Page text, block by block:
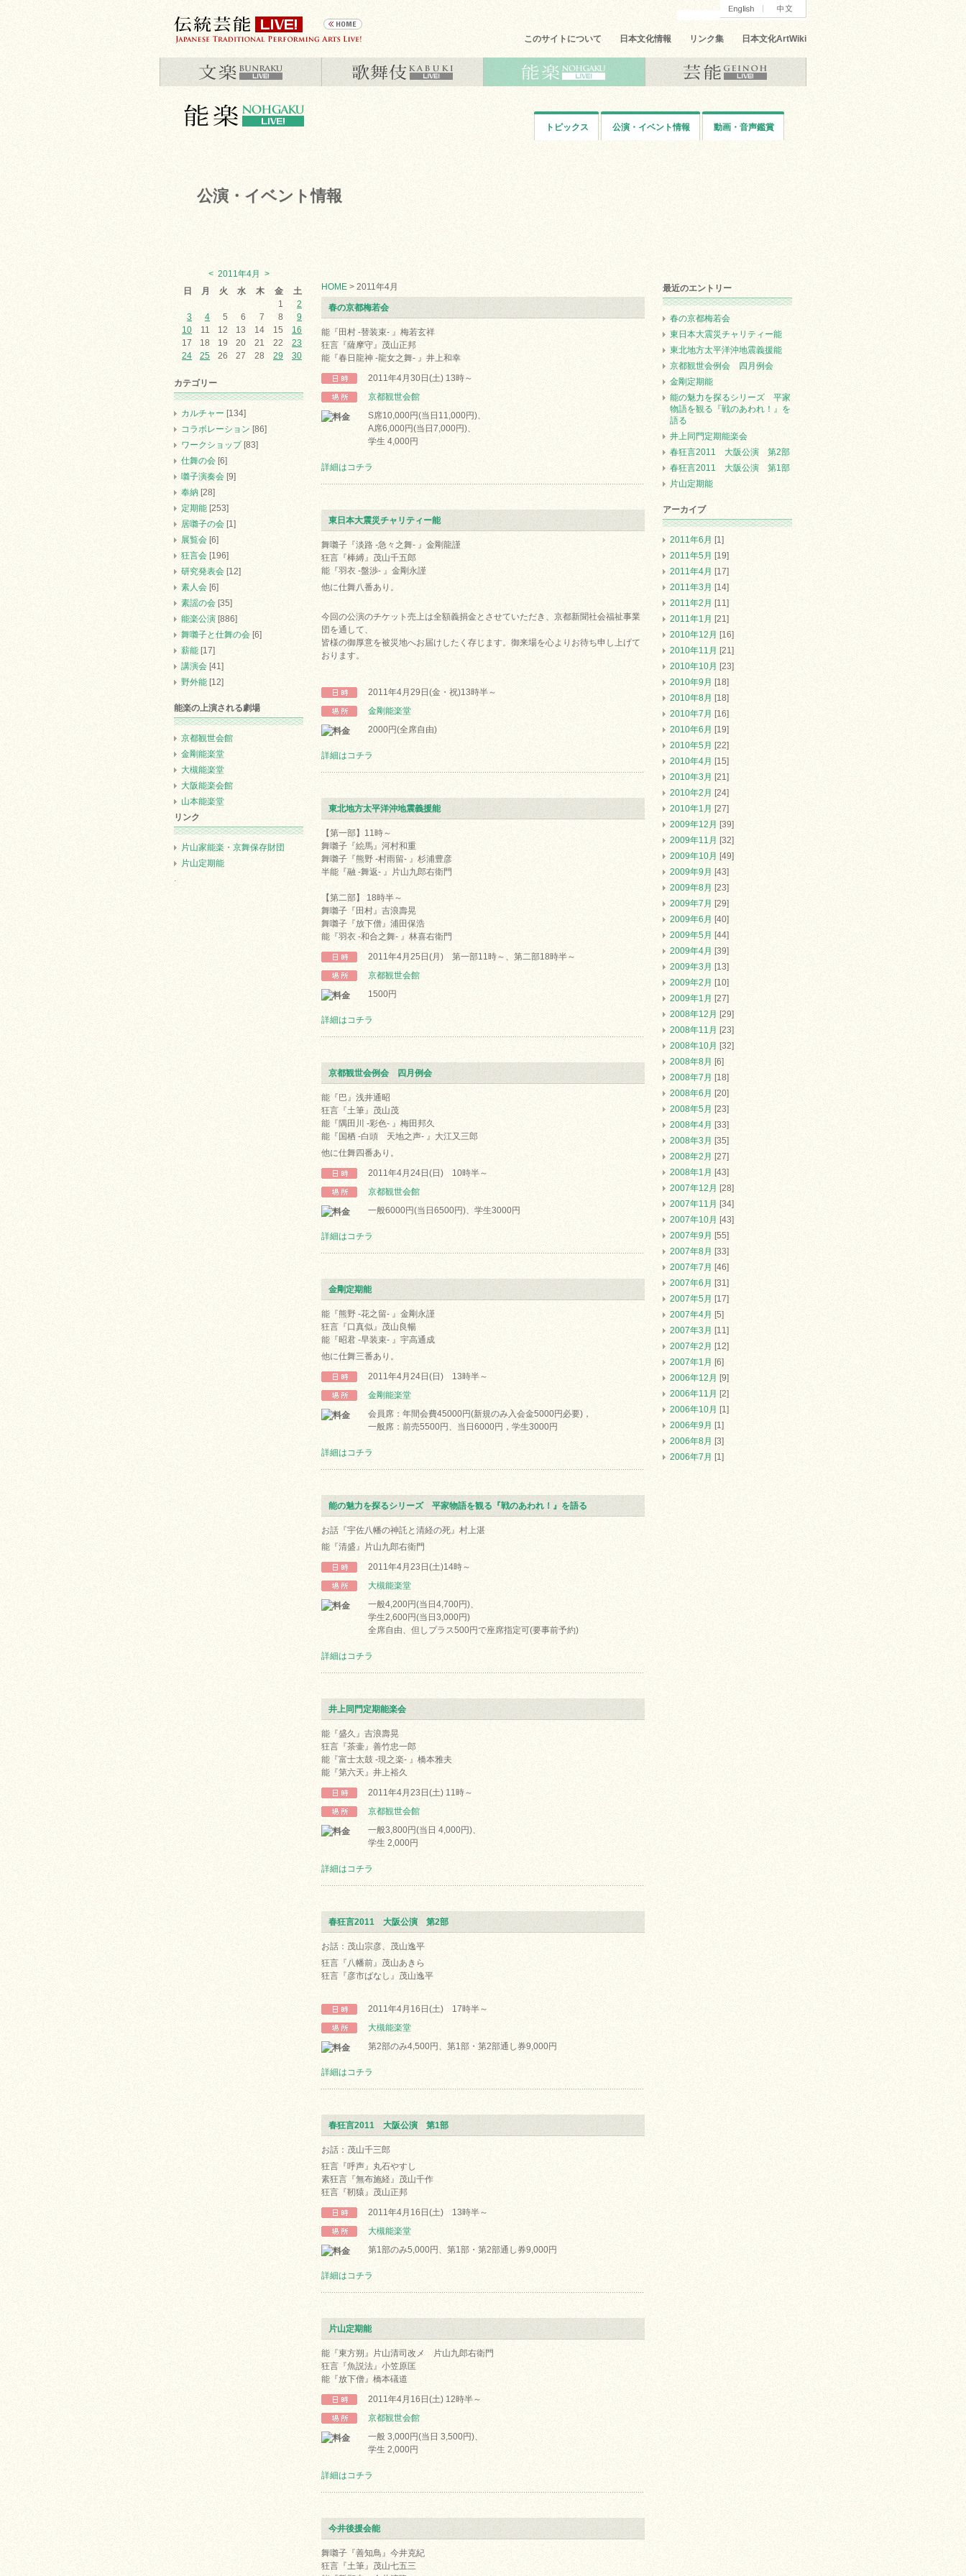
このサイトについて 日本文化情報 リンク集 日本文化ArtWiki
トピックス 公演・イベント情報 動画・音声鑑賞
公演・イベント情報
HOME > 2011年4月
春の京都梅若会
能『田村 -替装束- 』梅若玄祥
狂言『薩摩守』茂山正邦
能『春日龍神 -龍女之舞- 』井上和幸
2011年4月30日(土) 13時～
京都観世会館
S席10,000円(当日11,000円)、
A席6,000円(当日7,000円)、
学生 4,000円
詳細はコチラ
東日本大震災チャリティー能
舞囃子『淡路 -急々之舞- 』金剛龍謹
狂言『棒縛』茂山千五郎
能『羽衣 -盤渉- 』金剛永謹
他に仕舞八番あり。
今回の公演のチケット売上は全額義捐金とさせていただき、京都新聞社会福祉事業
団を通して、
皆様の御厚意を被災地へお届けしたく存じます。御来場を心よりお待ち申し上げて
おります。
2011年4月29日(金・祝)13時半～
金剛能楽堂
2000円(全席自由)
詳細はコチラ
東北地方太平洋沖地震義援能
【第一部】11時～
舞囃子『絵馬』河村和重
舞囃子『熊野 -村雨留- 』杉浦豊彦
半能『融 -舞返- 』片山九郎右衛門
【第二部】 18時半～
舞囃子『田村』吉浪壽晃
舞囃子『放下僧』浦田保浩
能『羽衣 -和合之舞- 』林喜右衛門
2011年4月25日(月) 第一部11時～、第二部18時半～
京都観世会館
1500円
詳細はコチラ
京都観世会例会 四月例会
能『巴』浅井通昭
狂言『土筆』茂山茂
能『隅田川 -彩色- 』梅田邦久
能『国栖 -白頭 天地之声- 』大江又三郎
他に仕舞四番あり。
2011年4月24日(日) 10時半～
京都観世会館
一般6000円(当日6500円)、学生3000円
詳細はコチラ
金剛定期能
能『熊野 -花之留- 』金剛永謹
狂言『口真似』茂山良暢
能『昭君 -早装束- 』宇高通成
他に仕舞三番あり。
2011年4月24日(日) 13時半～
金剛能楽堂
会員席：年間会費45000円(新規のみ入会金5000円必要)，
一般席：前売5500円、当日6000円，学生3000円
詳細はコチラ
能の魅力を探るシリーズ 平家物語を観る『戦のあわれ！』を語る
お話『宇佐八幡の神託と清経の死』村上湛
能『清盛』片山九郎右衛門
2011年4月23日(土)14時～
大槻能楽堂
一般4,200円(当日4,700円)、
学生2,600円(当日3,000円)
全席自由、但しプラス500円で座席指定可(要事前予約)
詳細はコチラ
井上同門定期能楽会
能『盛久』吉浪壽晃
狂言『茶壷』善竹忠一郎
能『富士太鼓 -現之楽- 』橋本雅夫
能『第六天』井上裕久
2011年4月23日(土) 11時～
京都観世会館
一般3,800円(当日 4,000円)、
学生 2,000円
詳細はコチラ
春狂言2011 大阪公演 第2部
お話：茂山宗彦、茂山逸平
狂言『八幡前』茂山あきら
狂言『彦市ばなし』茂山逸平
2011年4月16日(土) 17時半～
大槻能楽堂
第2部のみ4,500円、第1部・第2部通し券9,000円
詳細はコチラ
春狂言2011 大阪公演 第1部
お話：茂山千三郎
狂言『呼声』丸石やすし
素狂言『無布施経』茂山千作
狂言『靭猿』茂山正邦
2011年4月16日(土) 13時半～
大槻能楽堂
第1部のみ5,000円、第1部・第2部通し券9,000円
詳細はコチラ
片山定期能
能『東方朔』片山清司改メ 片山九郎右衛門
狂言『魚説法』小笠原匡
能『放下僧』橋本礒道
2011年4月16日(土) 12時半～
京都観世会館
一般 3,000円(当日 3,500円)、
学生 2,000円
詳細はコチラ
今井後援会能
舞囃子『善知鳥』今井克紀
狂言『土筆』茂山七五三
< 2011年4月
>
日
月 火 水 木 金
土
1
2
3
4 5 6 7 8
9
10
11 12 13 14 15
16
17
18 19 20 21 22
23
24
25 26 27 28 29 30
カテゴリー
カルチャー [134]
コラボレーション [86]
ワークショップ[83]
仕舞の会 [6]
囃子演奏会 [9]
奉納 [28]
定期能 [253]
居囃子の会 [1]
展覧会 [6]
狂言会 [196]
研究発表会 [12]
素人会 [6]
素謡の会 [35]
能楽公演 [886]
舞囃子と仕舞の会 [6]
薪能 [17]
講演会 [41]
野外能 [12]
能楽の上演される劇場
京都観世会館
金剛能楽堂
大槻能楽堂
大阪能楽会館
山本能楽堂
リンク
片山家能楽・京舞保存財団
片山定期能
.
最近のエントリー
春の京都梅若会
東日本大震災チャリティー能
東北地方太平洋沖地震義援能
京都観世会例会 四月例会
金剛定期能
能の魅力を探るシリーズ 平家
物語を観る『戦のあわれ！』を
語る
井上同門定期能楽会
春狂言2011 大阪公演 第2部
春狂言2011 大阪公演 第1部
片山定期能
アーカイブ
2011年6月 [1]
2011年5月 [19]
2011年4月 [17]
2011年3月 [14]
2011年2月 [11]
2011年1月 [21]
2010年12月 [16]
2010年11月 [21]
2010年10月 [23]
2010年9月 [18]
2010年8月 [18]
2010年7月 [16]
2010年6月 [19]
2010年5月 [22]
2010年4月 [15]
2010年3月 [21]
2010年2月 [24]
2010年1月 [27]
2009年12月 [39]
2009年11月 [32]
2009年10月 [49]
2009年9月 [43]
2009年8月 [23]
2009年7月 [29]
2009年6月 [40]
2009年5月 [44]
2009年4月 [39]
2009年3月 [13]
2009年2月 [10]
2009年1月 [27]
2008年12月 [29]
2008年11月 [23]
2008年10月 [32]
2008年8月 [6]
2008年7月 [18]
2008年6月 [20]
2008年5月 [23]
2008年4月 [33]
2008年3月 [35]
2008年2月 [27]
2008年1月 [43]
2007年12月 [28]
2007年11月 [34]
2007年10月 [43]
2007年9月 [55]
2007年8月 [33]
2007年7月 [46]
2007年6月 [31]
2007年5月 [17]
2007年4月 [5]
2007年3月 [11]
2007年2月 [12]
2007年1月 [6]
2006年12月 [9]
2006年11月 [2]
2006年10月 [1]
2006年9月 [1]
2006年8月 [3]
2006年7月 [1]